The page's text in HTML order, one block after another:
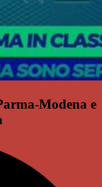
Modena e